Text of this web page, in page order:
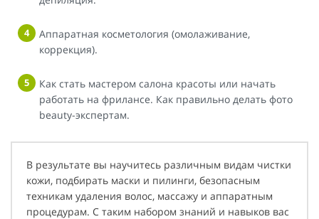
Аппаратная косметология (омолаживание,
коррекция).
Как стать мастером салона красоты или начать
работать на фрилансе. Как правильно делать фото
beauty-экспертам.
В результате вы научитесь различным видам чистки
кожи, подбирать маски и пилинги, безопасным
техникам удаления волос, массажу и аппаратным
процедурам. С таким набором знаний и навыков вас